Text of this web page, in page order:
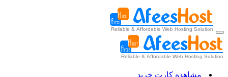
مشاهده کارت خرید